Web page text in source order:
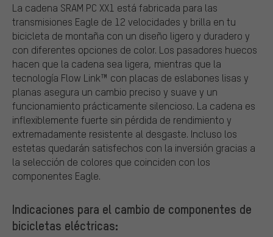
La cadena SRAM PC XX1 está fabricada para las
transmisiones Eagle de 12 velocidades y brilla en tu
bicicleta de montaña con un diseño ligero y duradero y
con diferentes opciones de color. Los pasadores huecos
hacen que la cadena sea ligera, mientras que la
tecnología Flow Link™ con placas de eslabones lisas y
planas asegura un cambio preciso y suave y un
funcionamiento prácticamente silencioso. La cadena es
inflexiblemente fuerte sin pérdida de rendimiento y
extremadamente resistente al desgaste. Incluso los
estetas quedarán satisfechos con la inversión gracias a
la selección de colores que coinciden con los
componentes Eagle.
Indicaciones para el cambio de componentes de
bicicletas eléctricas: